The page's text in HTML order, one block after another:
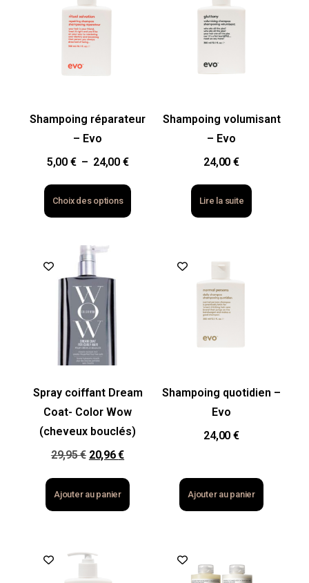
Shampoing réparateur
– Evo
5,00 € – 24,00 €
Choix des options
Shampoing volumisant
– Evo
24,00 €
Lire la suite
Spray coiffant Dream
Coat- Color Wow
(cheveux bouclés)
29,95€ 20,96€
Ajouter au panier
Shampoing quotidien –
Evo
24,00 €
Ajouter au panier